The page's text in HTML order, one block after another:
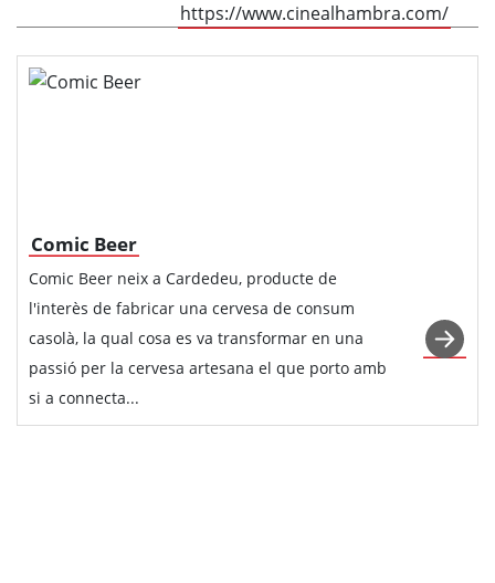
https://www.cinealhambra.com/
Comic Beer
Comic Beer neix a Cardedeu, producte de
l'interès de fabricar una cervesa de consum
casolà, la qual cosa es va transformar en una
passió per la cervesa artesana el que porto amb
si a connecta...